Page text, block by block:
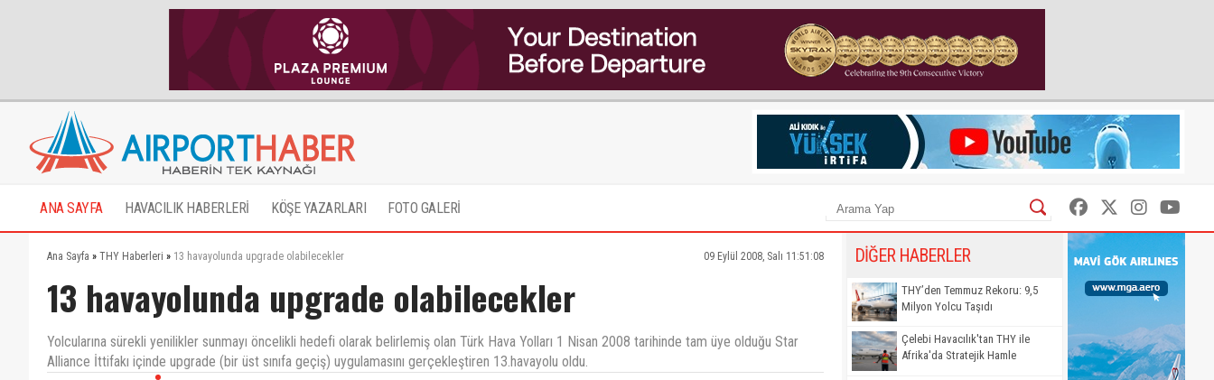
ANA SAYFA HAVACILIK HABERLERİ KÖŞE YAZARLARI FOTO GALERİ
Ana Sayfa » THY Haberleri » 13 havayolunda upgrade olabilecekler 09 Eylül 2008, Salı 11:51:08
13 havayolunda upgrade olabilecekler
Yolcularına sürekli yenilikler sunmayı öncelikli hedefi olarak belirlemiş olan Türk Hava Yolları 1 Nisan 2008 tarihinde tam üye olduğu Star
Alliance İttifakı içinde upgrade (bir üst sınıfa geçiş) uygulamasını gerçekleştiren 13.havayolu oldu.
DİĞER HABERLER
THY’den Temmuz Rekoru: 9,5
Milyon Yolcu Taşıdı
Çelebi Havacılık'tan THY ile
Afrika'da Stratejik Hamle